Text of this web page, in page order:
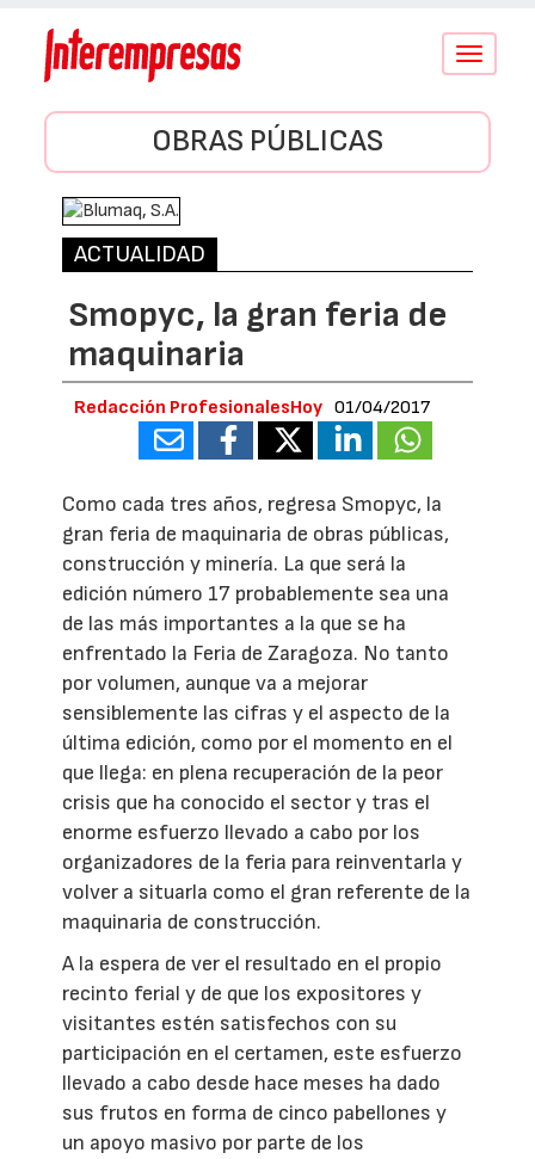
Conmutar
OBRAS PÚBLICAS
ACTUALIDAD
Smopyc, la gran feria de
maquinaria
Redacción ProfesionalesHoy 01/04/2017
Como cada tres años, regresa Smopyc, la
gran feria de maquinaria de obras públicas,
construcción y minería. La que será la
edición número 17 probablemente sea una
de las más importantes a la que se ha
enfrentado la Feria de Zaragoza. No tanto
por volumen, aunque va a mejorar
sensiblemente las cifras y el aspecto de la
última edición, como por el momento en el
que llega: en plena recuperación de la peor
crisis que ha conocido el sector y tras el
enorme esfuerzo llevado a cabo por los
organizadores de la feria para reinventarla y
volver a situarla como el gran referente de la
maquinaria de construcción.
A la espera de ver el resultado en el propio
recinto ferial y de que los expositores y
visitantes estén satisfechos con su
participación en el certamen, este esfuerzo
llevado a cabo desde hace meses ha dado
sus frutos en forma de cinco pabellones y
un apoyo masivo por parte de los